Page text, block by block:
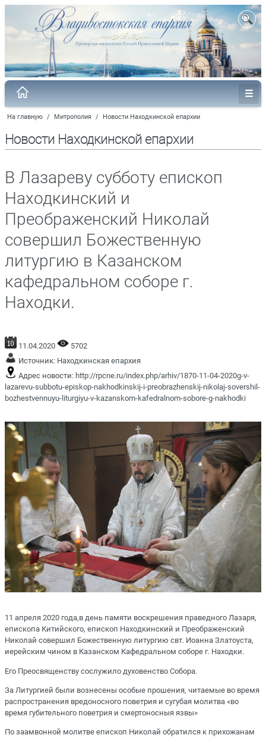
На главную / Митрополия / Новости Находкинской епархии
Новости Находкинской епархии
В Лазареву субботу епископ
Находкинский и
Преображенский Николай
совершил Божественную
литургию в Казанском
кафедральном соборе г.
Находки.
11.04.2020
5702
Источник: Находкинская епархия
Адрес новости: http://rpcne.ru/index.php/arhiv/1870-11-04-2020g-v-
lazarevu-subbotu-episkop-nakhodkinskij-i-preobrazhenskij-nikolaj-sovershil-
bozhestvennuyu-liturgiyu-v-kazanskom-kafedralnom-sobore-g-nakhodki
11 апреля 2020 года,в день памяти воскрешения праведного Лазаря,
епископа Китийского, епископ Находкинский и Преображенский
Николай совершил Божественную литургию свт. Иоанна Златоуста,
иерейским чином в Казанском Кафедральном соборе г. Находки.
Его Преосвященству сослужило духовенство Собора.
За Литургией были вознесены особые прошения, читаемые во время
распространения вредоносного поветрия и сугубая молитва «во
время губительного поветрия и смертоносныя язвы»
По заамвонной молитве епископ Николай обратился к прихожанам